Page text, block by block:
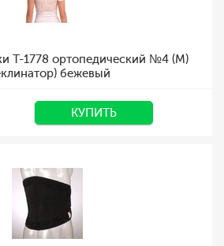
Т-1778 ортопедический №4 (M)
бежевый
КУПИТЬ